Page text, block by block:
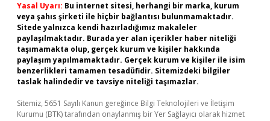
Yasal Uyarı: Bu internet sitesi, herhangi bir marka, kurum
veya şahıs şirketi ile hiçbir bağlantısı bulunmamaktadır.
Sitede yalnızca kendi hazırladığımız makaleler
paylaşılmaktadır. Burada yer alan içerikler haber niteliği
taşımamakta olup, gerçek kurum ve kişiler hakkında
paylaşım yapılmamaktadır. Gerçek kurum ve kişiler ile isim
benzerlikleri tamamen tesadüfidir. Sitemizdeki bilgiler
taslak halindedir ve tavsiye niteliği taşımazlar.
Sitemiz, 5651 Sayılı Kanun gereğince Bilgi Teknolojileri ve İletişim
Kurumu (BTK) tarafından onaylanmış bir Yer Sağlayıcı olarak hizmet